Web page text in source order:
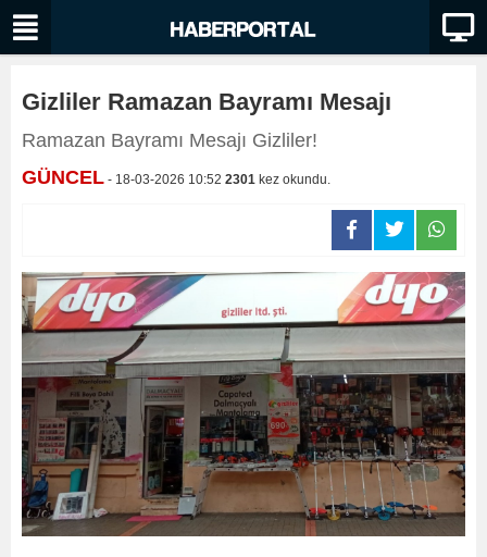
Gizliler Ramazan Bayramı Mesajı
Ramazan Bayramı Mesajı Gizliler!
GÜNCEL - 18-03-2026 10:52 2301 kez okundu.